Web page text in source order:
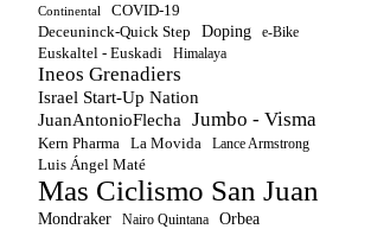
Continental
COVID-19
Deceuninck-Quick Step
Doping e-Bike
Euskaltel - Euskadi Himalaya
Ineos Grenadiers
Israel Start-Up Nation
JuanAntonioFlecha Jumbo - Visma
Kern Pharma La Movida Lance Armstrong
Luis Ángel Maté
Mas Ciclismo San Juan
Mondraker Nairo Quintana Orbea